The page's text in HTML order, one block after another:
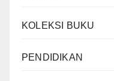
KOLEKSI BUKU
PENDIDIKAN